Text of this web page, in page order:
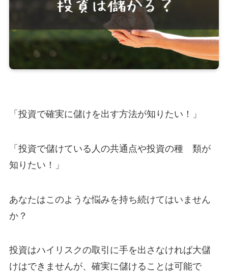
「投資で確実に儲けを出す方法が知りたい！」
「投資で儲けている人の共通点や投資の種 類が
知りたい！」
あなたはこのような悩みを持ち続けてはいません
か？
投資はハイリスクの取引に手を出さなければ大儲
けはできませんが、確実に儲けることは可能で